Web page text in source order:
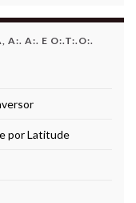
A:. A:. E O:.T:.O:.
por Latitude